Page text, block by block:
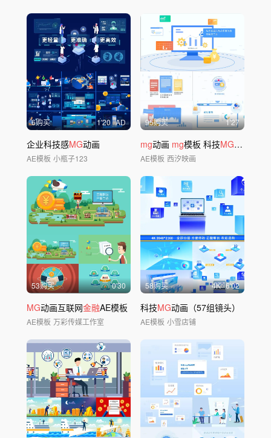
6购买 1'20 AD
企业科技感MG动画
AE模板 小瓶子123
95购买 1'27
mg动画 mg模板 科技MG 金融mg
AE模板 西汐映画
53购买 0'30
MG动画互联网金融AE模板
AE模板 万彩传媒工作室
58购买 4K 6'02
科技MG动画（57组镜头）
AE模板 小雪店铺